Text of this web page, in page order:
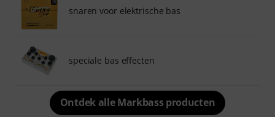
snaren voor elektrische bas
speciale bas effecten
Ontdek alle Markbass producten